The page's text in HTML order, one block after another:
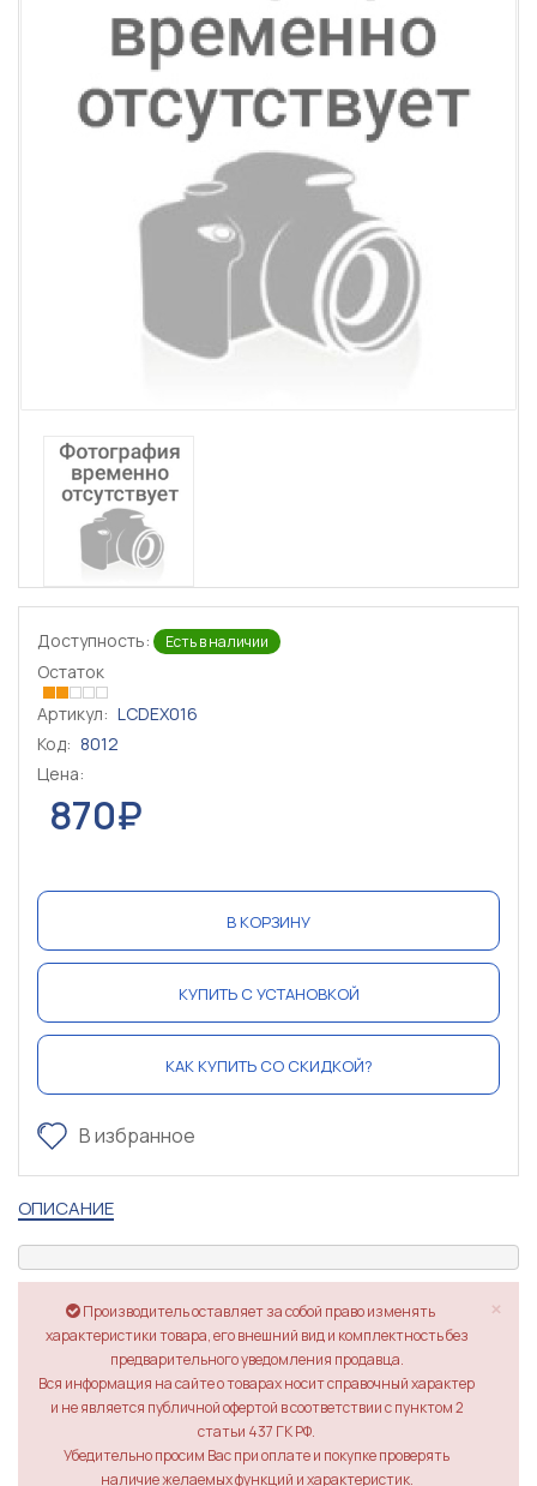
Доступность: Есть в наличии
Остаток
Артикул: LCDEX016
Код: 8012
Цена:
870₽
В КОРЗИНУ
КУПИТЬ С УСТАНОВКОЙ
КАК КУПИТЬ СО СКИДКОЙ?
В избранное
ОПИСАНИЕ
×
Производитель оставляет за собой право изменять
характеристики товара, его внешний вид и комплектность без
предварительного уведомления продавца.
Вся информация на сайте о товарах носит справочный характер
и не является публичной офертой в соответствии с пунктом 2
статьи 437 ГК РФ.
Убедительно просим Вас при оплате и покупке проверять
наличие желаемых функций и характеристик.